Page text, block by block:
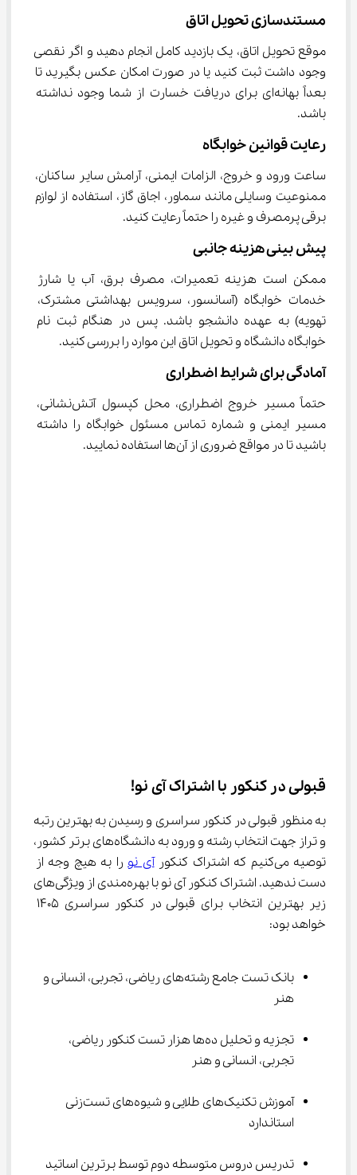
مستندسازی تحویل اتاق
موقع تحویل اتاق، یک بازدید کامل انجام دهید و اگر نقصی
وجود داشت ثبت کنید یا در صورت امکان عکس بگیرید تا
بعداً بهانه‌ای برای دریافت خسارت از شما وجود نداشته
باشد.
رعایت قوانین خوابگاه
ساعت ورود و خروج، الزامات ایمنی، آرامش سایر ساکنان،
ممنوعیت وسایلی مانند سماور، اجاق گاز، استفاده از لوازم
برقی پرمصرف و غیره را حتماً رعایت کنید.
پیش بینی هزینه جانبی
ممکن است هزینه تعمیرات، مصرف برق، آب یا شارژ
خدمات خوابگاه (آسانسور، سرویس بهداشتی مشترک،
تهویه) به عهده دانشجو باشد. پس در هنگام ثبت نام
خوابگاه دانشگاه و تحویل اتاق این موارد را بررسی کنید.
آمادگی برای شرایط اضطراری
حتماً مسیر خروج اضطراری، محل کپسول آتش‌نشانی،
مسیر ایمنی و شماره تماس مسئول خوابگاه را داشته
باشید تا در مواقع ضروری از آن‌ها استفاده نمایید.
قبولی در کنکور با اشتراک آی نو!
به منظور قبولی در کنکور سراسری و رسیدن به بهترین رتبه
و تراز جهت انتخاب رشته‌ و ورود به دانشگاه‌های برتر کشور،
توصیه می‌کنیم که اشتراک کنکور
آی نو را به هیچ وجه از
دست ندهید. اشتراک کنکور آی نو با بهره‌مندی از ویژگی‌های
خواهد بود:
بانک تست جامع رشته‌های ریاضی، تجربی، انسانی و
هنر
تجزیه و تحلیل ده‌ها هزار تست کنکور ریاضی،
تجربی، انسانی و هنر
آموزش تکنیک‌های طلایی و شیوه‌های تست‌زنی
استاندارد
تدریس دروس متوسطه دوم توسط برترین اساتید